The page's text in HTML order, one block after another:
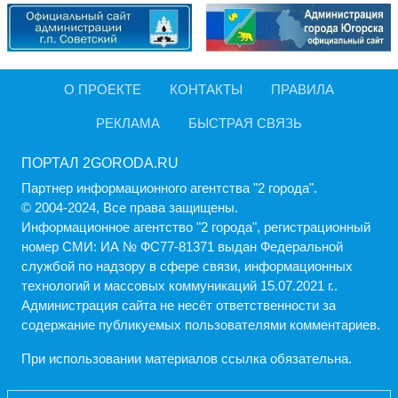
О ПРОЕКТЕ КОНТАКТЫ ПРАВИЛА
РЕКЛАМА БЫСТРАЯ СВЯЗЬ
ПОРТАЛ 2GORODA.RU
Партнер информационного агентства "2 города".
© 2004-2024, Все права защищены.
Информационное агентство "2 города", регистрационный
номер СМИ: ИА № ФС77-81371 выдан Федеральной
службой по надзору в сфере связи, информационных
технологий и массовых коммуникаций 15.07.2021 г..
Администрация cайта не несёт ответственности за
содержание публикуемых пользователями комментариев.
При использовании материалов ссылка обязательна.